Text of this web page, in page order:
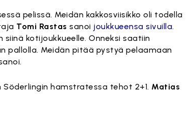
pelissä. Meidän kakkosviisikko oli todella
Tomi Rastas sanoi joukkueensa sivuilla.
kotijoukkueelle. Onneksi saatiin
pallolla. Meidän pitää pystyä pelaamaan
hamstratessa tehot 2+1. Matias